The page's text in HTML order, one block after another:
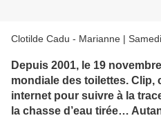
Clotilde Cadu - Marianne |
Depuis 2001, le 19
mondiale des toilettes. Clip,
internet pour suivre à la
la chasse d’eau tirée…